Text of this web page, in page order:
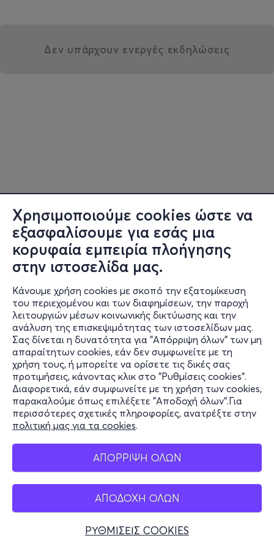
Χρησιμοποιούμε cookies ώστε να
εξασφαλίσουμε για εσάς μια
κορυφαία εμπειρία πλοήγησης
στην ιστοσελίδα μας.
Κάνουμε χρήση cookies με σκοπό την εξατομίκευση
του περιεχομένου και των διαφημίσεων, την παροχή
λειτουργιών μέσων κοινωνικής δικτύωσης και την
ανάλυση της επισκεψιμότητας των ιστοσελίδων μας.
Σας δίνεται η δυνατότητα για "Απόρριψη όλων" των μη
απαραίτητων cookies, εάν δεν συμφωνείτε με τη
χρήση τους, ή μπορείτε να ορίσετε τις δικές σας
προτιμήσεις, κάνοντας κλικ στο "Ρυθμίσεις cookies".
Διαφορετικά, εάν συμφωνείτε με τη χρήση των cookies,
παρακαλούμε όπως επιλέξετε "Αποδοχή όλων".Για
περισσότερες σχετικές πληροφορίες, ανατρέξτε στην
πολιτική μας για τα cookies.
ΑΠΟΡΡΙΨΗ ΟΛΩΝ
ΑΠΟΔΟΧΗ ΟΛΩΝ
ΡΥΘΜΙΣΕΙΣ COOKIES
Δεν υπάρχουν ενεργές εκδηλώσεις